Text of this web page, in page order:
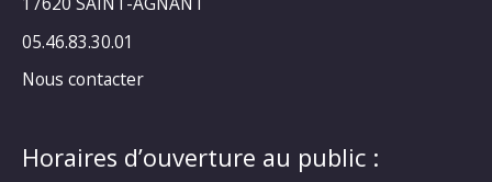
05.46.83.30.01
Nous contacter
Horaires d’ouverture au public :